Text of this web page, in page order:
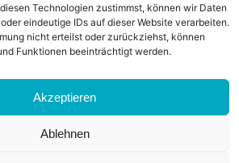
Technologien zustimmst, können wir Daten
eindeutige IDs auf dieser Website verarbeiten.
nicht erteilst oder zurückziehst, können
Funktionen beeinträchtigt werden.
Akzeptieren
Ablehnen